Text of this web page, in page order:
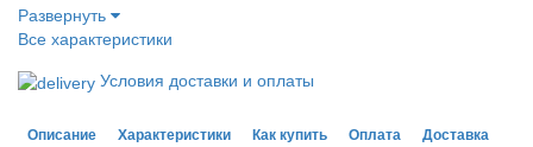
Развернуть
Все характеристики
Условия доставки и оплаты
Описание Характеристики Как купить Оплата Доставка